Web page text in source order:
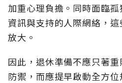
加重心理負擔。同時面臨
資訊與支持的人際網絡，
放大。
因此，退休準備不應只著
防禦，而應提早啟動全方